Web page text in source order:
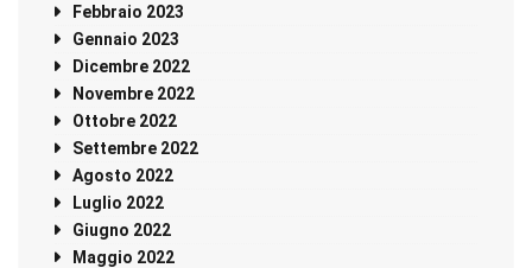
Febbraio 2023
Gennaio 2023
Dicembre 2022
Novembre 2022
Ottobre 2022
Settembre 2022
Agosto 2022
Luglio 2022
Giugno 2022
Maggio 2022